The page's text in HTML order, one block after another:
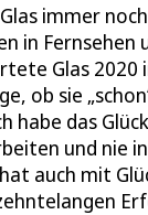
immer
in Fernsehen
Glas
ob sie
habe das
und nie
auch mit